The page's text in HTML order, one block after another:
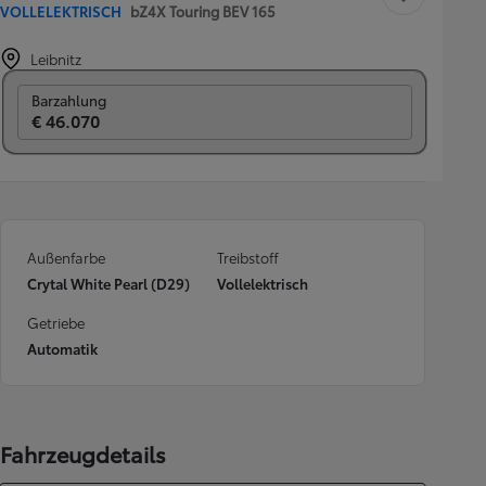
VOLLELEKTRISCH bZ4X Touring BEV 165
Leibnitz
Barzahlung
€ 46.070
Außenfarbe
Crytal White Pearl (D29)
Treibstoff
Vollelektrisch
Getriebe
Automatik
Fahrzeugdetails